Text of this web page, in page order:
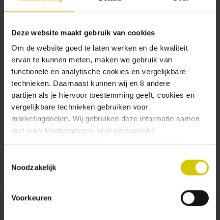
Deze website maakt gebruik van cookies
Om de website goed te laten werken en de kwaliteit
ervan te kunnen meten, maken we gebruik van
functionele en analytische cookies en vergelijkbare
technieken. Daarnaast kunnen wij en 8 andere
partijen als je hiervoor toestemming geeft, cookies en
vergelijkbare technieken gebruiken voor
marketingdoelen. Wij gebruiken deze informatie samen
met jouw klantgegevens voor persoonlijke
ervaringen: je eigen Uiltje (gepersonaliseerde
aanbevelingen, functionaliteiten en communicatie binnen
dtdd.nl (relevante advertenties op websites en apps van
Noodzakelijk
Voorkeuren
slaan
bekijken
Nieuwe bestellingen te volgen
Artikelen opslaan in jouw
verlanglijstje
Account aanmaken